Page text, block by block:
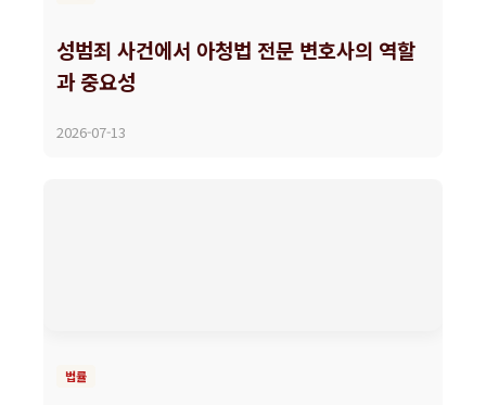
성범죄 사건에서 아청법 전문 변호사의 역할
과 중요성
2026-07-13
법률